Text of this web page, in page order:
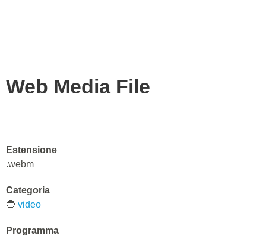
Web Media File
Estensione
.webm
Categoria
🔵 video
Programma